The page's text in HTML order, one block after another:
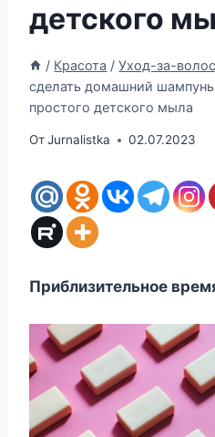
детского
/ Красота / Уход-за-
сделать домашний
простого детского мыла
ОтJurnalistka 02.07.2023
Приблизительное